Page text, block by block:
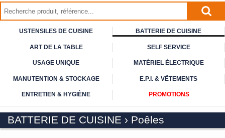
USTENSILES DE CUISINE BATTERIE DE CUISINE
ART DELA TABLE SELFSERVICE
USAGE UNIQUE MATÉRIEL ÉLECTRIQUE
MANUTENTION & STOCKAGE E.P.I. & VÊTEMENTS
ENTRETIEN & HYGIÈNE PROMOTIONS
BATTERIE DE CUISINE › Poêles